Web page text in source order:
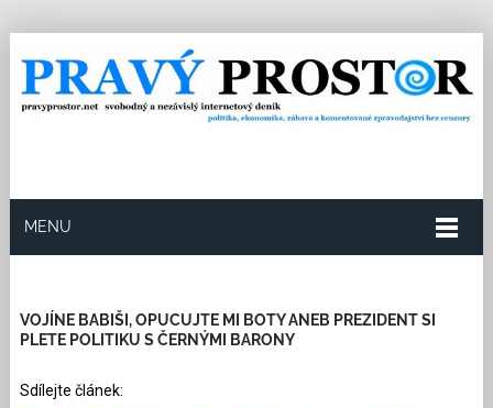
MENU
VOJÍNE BABIŠI, OPUCUJTE MI BOTY ANEB PREZIDENT SI
PLETE POLITIKU S ČERNÝMI BARONY
Sdílejte článek: